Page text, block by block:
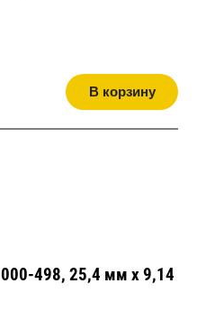
В корзину
498, 25,4 мм x 9,14